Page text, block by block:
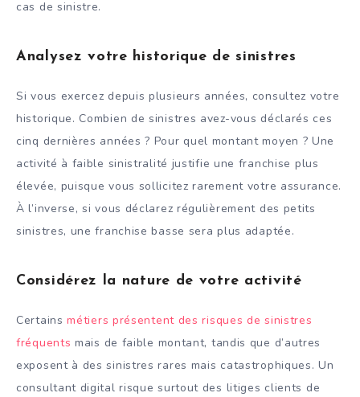
cas de sinistre.
Analysez votre historique de sinistres
Si vous exercez depuis plusieurs années, consultez votre
historique. Combien de sinistres avez-vous déclarés ces
cinq dernières années ? Pour quel montant moyen ? Une
activité à faible sinistralité justifie une franchise plus
élevée, puisque vous sollicitez rarement votre assurance.
À l’inverse, si vous déclarez régulièrement des petits
sinistres, une franchise basse sera plus adaptée.
Considérez la nature de votre activité
Certainsmétiers présentent des risques de sinistres
fréquents mais de faible montant, tandis que d’autres
exposent à des sinistres rares mais catastrophiques. Un
consultant digital risque surtout des litiges clients de